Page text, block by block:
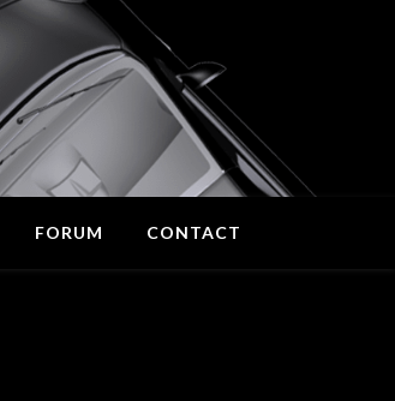
FORUM CONTACT